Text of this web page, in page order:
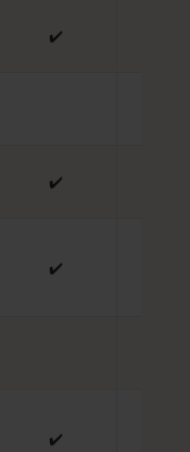
✔️
✔️
✔️
✔️